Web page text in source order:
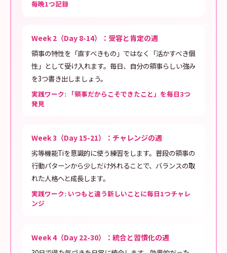
毎晩1つ記録
Week 2（Day 8-14）：受容と肯定の週
領事の特性を「直すべきもの」ではなく「活かすべき個
性」として受け入れます。毎日、自分の領事らしい強み
を3つ書き出しましょう。
実践ワーク: 「領事だからこそできたこと」を毎日3つ
発見
Week 3（Day 15-21）：チャレンジの週
劣等機能Tiを意識的に使う練習をします。普段の領事の
行動パターンから少しだけ外れることで、バランスの取
れた人格へと成長します。
実践ワーク: いつもと違う新しいことに毎日1つチャレ
ンジ
Week 4（Day 22-30）：統合と習慣化の週